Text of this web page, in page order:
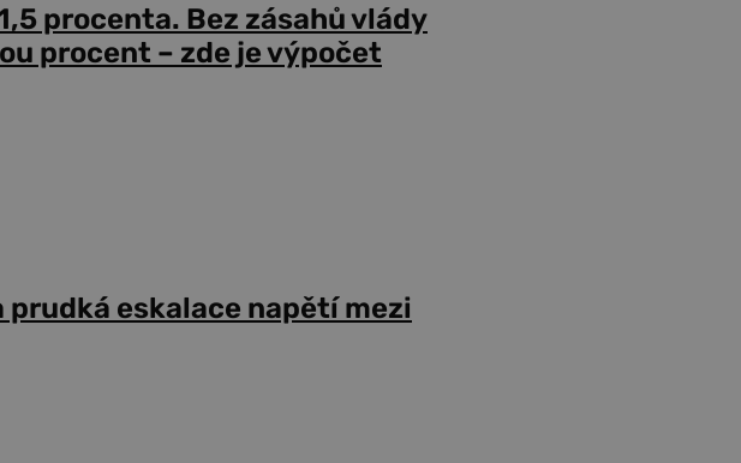
procenta. Bez zásahů vlády
procent – zde je výpočet
eskalace napětí mezi